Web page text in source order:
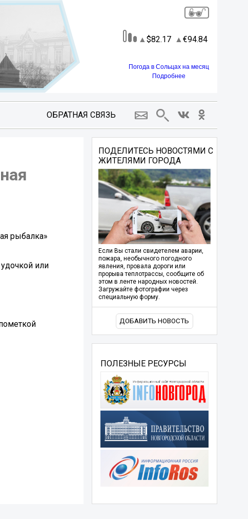
82.17 94.84
Погода в Сольцах на месяц
Подробнее
ОБРАТНАЯ СВЯЗЬ
рыбалка»
или
ПОДЕЛИТЕСЬ НОВОСТЯМИ С
ЖИТЕЛЯМИ ГОРОДА
Если Вы стали свидетелем аварии,
пожара, необычного погодного
явления, провала дороги или
прорыва теплотрассы, сообщите об
этом в ленте народных новостей.
Загружайте фотографии через
специальную форму.
ДОБАВИТЬ НОВОСТЬ
ПОЛЕЗНЫЕ РЕСУРСЫ